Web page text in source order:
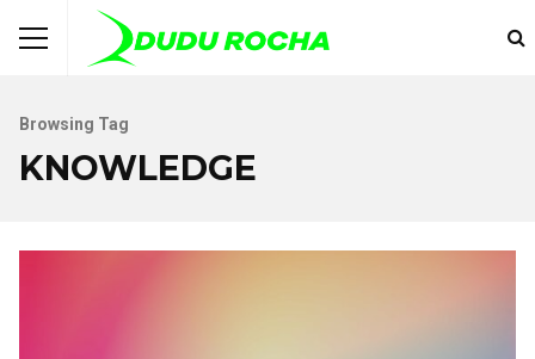
Browsing Tag
KNOWLEDGE